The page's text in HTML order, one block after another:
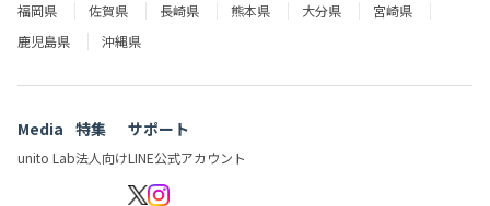
福岡県
佐賀県 長崎県 熊本県 大分県
宮崎県
鹿児島県
沖縄県
Media
unito Lab
特集
法人向け
サポート
LINE公式アカウント